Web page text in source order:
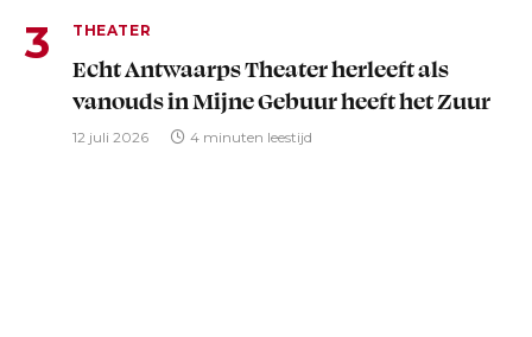
THEATER
Echt Antwaarps Theater herleeft als
vanouds in Mijne Gebuur heeft het Zuur
12 juli 2026 4 minuten leestijd